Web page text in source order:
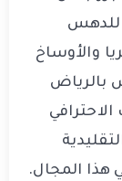
للدهس
والأوساخ
بالرياض
هذا المجال.